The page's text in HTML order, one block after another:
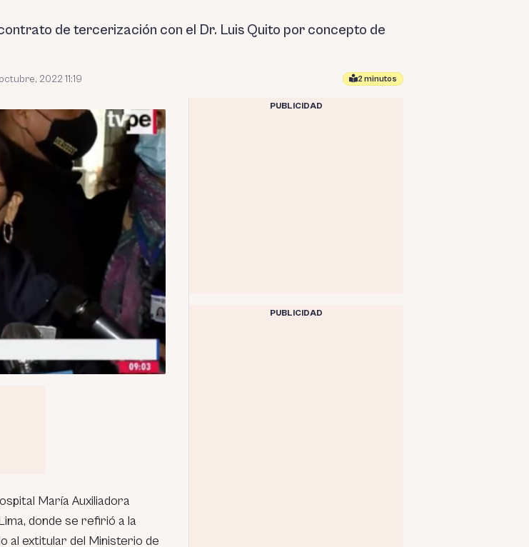
de tercerización con el Dr. Luis Quito por concepto de
2022 11:19 2 minutos
María Auxiliadora
donde se refirió a la
al extitular del Ministerio de
PUBLICIDAD
PUBLICIDAD